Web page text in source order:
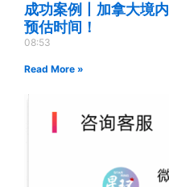
成功案例丨加拿大境
预估时间！
08:53
Read More »